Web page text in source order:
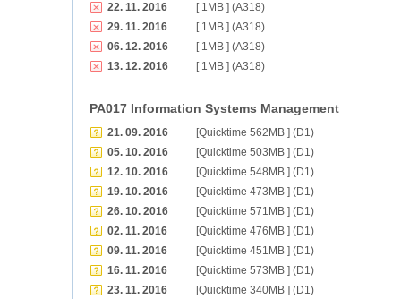
22. 11. 2016
[ 1MB ] (A318)
29. 11. 2016
[ 1MB ] (A318)
06. 12. 2016
[ 1MB ] (A318)
13. 12. 2016
[ 1MB ] (A318)
PA017 Information Systems Management
21. 09. 2016
[Quicktime 562MB ] (D1)
05. 10. 2016
[Quicktime 503MB ] (D1)
12. 10. 2016
[Quicktime 548MB ] (D1)
19. 10. 2016
[Quicktime 473MB ] (D1)
26. 10. 2016
[Quicktime 571MB ] (D1)
02. 11. 2016
[Quicktime 476MB ] (D1)
09. 11. 2016
[Quicktime 451MB ] (D1)
16. 11. 2016
[Quicktime 573MB ] (D1)
23. 11. 2016
[Quicktime 340MB ] (D1)